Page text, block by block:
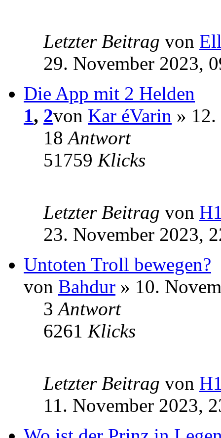
Letzter Beitrag von
29. November 2023,
Die App mit 2 Helden
1, 2von Kar éVarin » 12.
18Antwort
51759 Klicks
Letzter Beitrag von
23. November 2023,
Untoten Troll bewegen?
von Bahdur » 10.
3Antwort
6261 Klicks
Letzter Beitrag von
11. November 2023,